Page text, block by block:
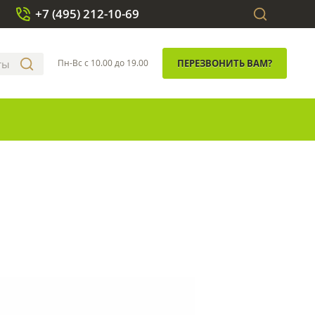
+7 (495) 212-10-69
Пн-Вс с 10.00 до 19.00 ПЕРЕЗВОНИТЬ ВАМ?